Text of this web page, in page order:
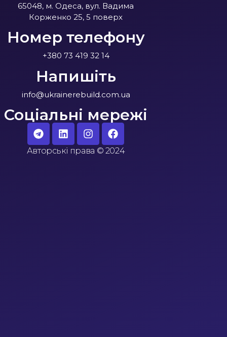
65048, м. Одеса, вул. Вадима
Корженко 25, 5 поверх
Номер телефону
+380 73 419 32 14
Напишіть
info@ukrainerebuild.com.ua
Соціальні мережі
Авторські права © 2024